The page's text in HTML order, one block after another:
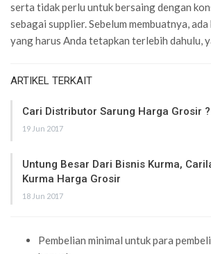
serta tidak perlu untuk bersaing dengan
sebagai supplier. Sebelum membuatnya,
yang harus Anda tetapkan terlebih dahulu,
ARTIKEL TERKAIT
Cari Distributor Sarung Harga Grosir ?
19 Jun 2017
Untung Besar Dari Bisnis Kurma,
Kurma Harga Grosir
18 Jun 2017
Pembelian minimal untuk para